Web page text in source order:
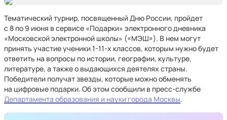
Тематический турнир, посвященный Дню России, пройдет
с 8 по 9 июня в сервисе «Подарки» электронного дневника
«Московской электронной школы» («МЭШ»). В нем могут
принять участие ученики 1-11-х классов, которым нужно будет
ответить на вопросы по истории, географии, культуре,
литературе, а также о выдающихся деятелях страны.
Победители получат звезды, которые можно обменять
на цифровые подарки. Об этом сообщили в пресс-службе
Департамента образования и науки города Москвы.